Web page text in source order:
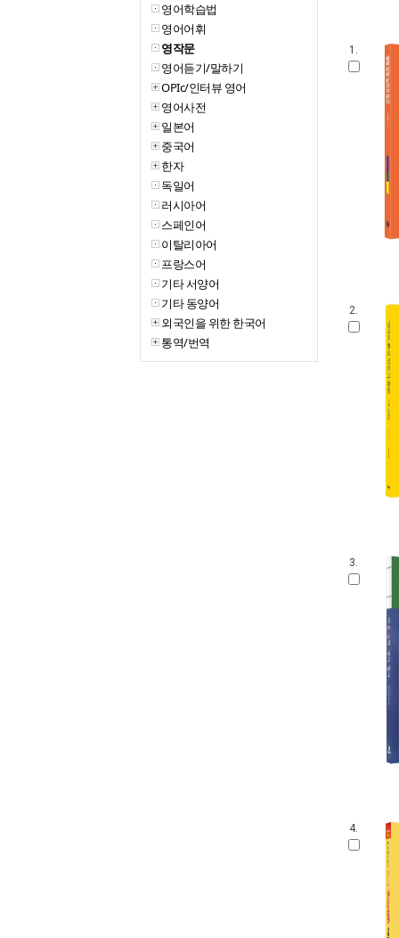
영어학습법
영어어휘
영작문
영어듣기/말하기
OPIc/인터뷰 영어
영어사전
일본어
중국어
한자
독일어
러시아어
스페인어
이탈리아어
프랑스어
기타 서양어
기타 동양어
외국인을 위한 한국어
통역/번역
1.
2.
3.
4.